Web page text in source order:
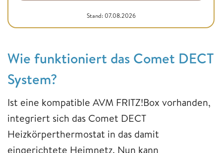
Stand: 07.08.2026
Wie funktioniert das Comet DECT
System?
Ist eine kompatible AVM FRITZ!Box vorhanden,
integriert sich das Comet DECT
Heizkörperthermostat in das damit
eingerichtete Heimnetz. Nun kann